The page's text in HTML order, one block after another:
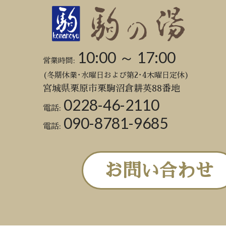
営業時間: 10:00 ～ 17:00
(冬期休業･水曜日および第2･4木曜日定休)
宮城県栗原市栗駒沼倉耕英88番地
電話: 0228-46-2110
電話: 090-8781-9685
お問い合わせ